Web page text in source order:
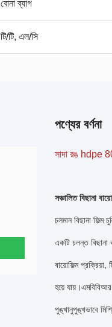
বোনা ব্যাগ
টি/টি, এল/সি
পণ্যের বর্ণনা
সাদা রঙ hdpe
সঞ্চালিত বিছানা
চলমান বিছানা
একটি চলন্ত বিছানা
বায়োফিল্ম
হয়ে যায়।এমবিবিআর
পুঙ্খানুপুঙ্খভাবে